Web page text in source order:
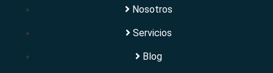
Nosotros
Servicios
Blog